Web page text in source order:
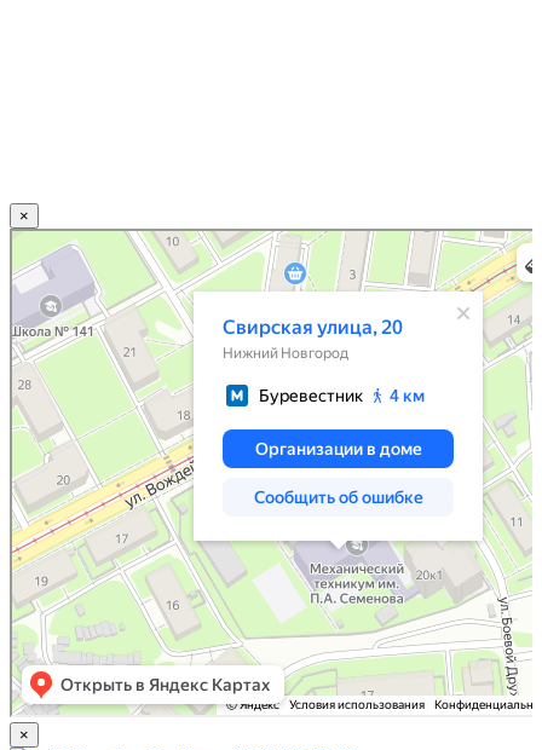
×
Нижний Новгород
Свирская улица, 20 — Яндекс.Карты
×